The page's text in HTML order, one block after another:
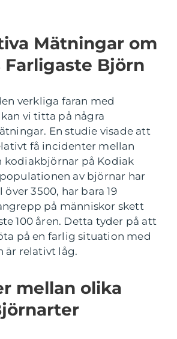
Mätningar om
Farligaste Björn
verkliga faran med
vi titta på några
En studie visade att
få incidenter mellan
kodiakbjörnar på Kodiak
av björnar har
3500, har bara 19
på människor skett
100 åren. Detta tyder på att
på en farlig situation med
är relativt låg.
mellan olika